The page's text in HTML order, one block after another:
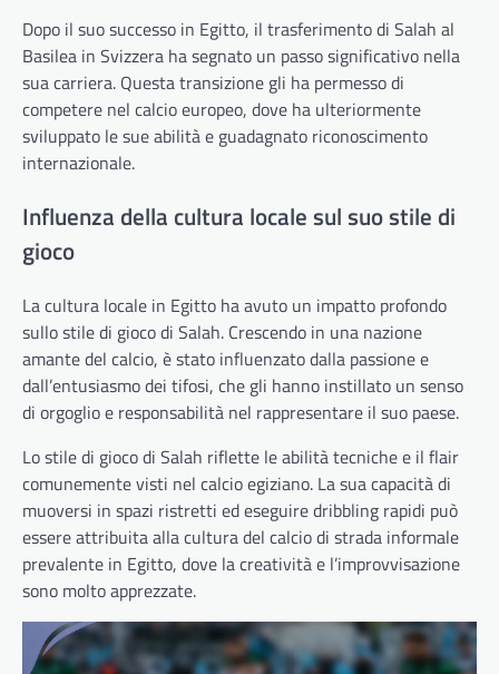
Dopo il suo successo in Egitto, il trasferimento di Salah al
Basilea in Svizzera ha segnato un passo significativo nella
sua carriera. Questa transizione gli ha permesso di
competere nel calcio europeo, dove ha ulteriormente
sviluppato le sue abilità e guadagnato riconoscimento
internazionale.
Influenza della cultura locale sul suo stile di
gioco
La cultura locale in Egitto ha avuto un impatto profondo
sullo stile di gioco di Salah. Crescendo in una nazione
amante del calcio, è stato influenzato dalla passione e
dall’entusiasmo dei tifosi, che gli hanno instillato un senso
di orgoglio e responsabilità nel rappresentare il suo paese.
Lo stile di gioco di Salah riflette le abilità tecniche e il flair
comunemente visti nel calcio egiziano. La sua capacità di
muoversi in spazi ristretti ed eseguire dribbling rapidi può
essere attribuita alla cultura del calcio di strada informale
prevalente in Egitto, dove la creatività e l’improvvisazione
sono molto apprezzate.